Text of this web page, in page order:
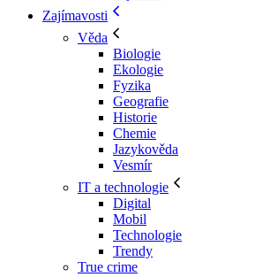
Zajímavosti
Věda
Biologie
Ekologie
Fyzika
Geografie
Historie
Chemie
Jazykověda
Vesmír
IT a technologie
Digital
Mobil
Technologie
Trendy
True crime